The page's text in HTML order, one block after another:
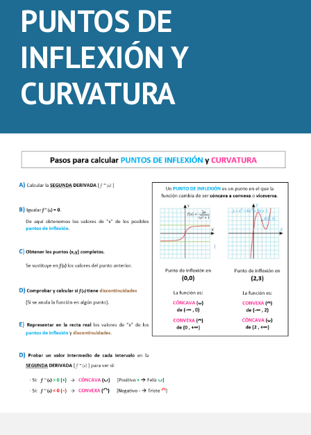
PUNTOS DE
INFLEXIÓN Y
CURVATURA